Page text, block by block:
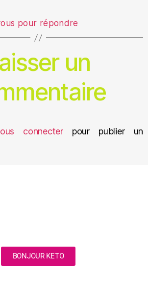
pour répondre
un
connecterpour publier un
BONJOUR KETO